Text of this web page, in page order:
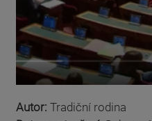
Autor: Tradiční rodina